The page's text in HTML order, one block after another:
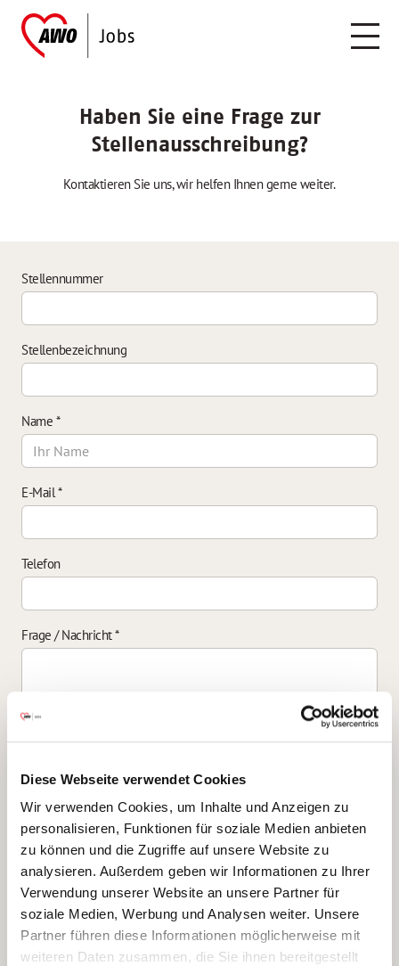
Diese Webseite verwendet Cookies
Wir verwenden Cookies, um Inhalte und Anzeigen zu
personalisieren, Funktionen für soziale Medien anbieten
zu können und die Zugriffe auf unsere Website zu
analysieren. Außerdem geben wir Informationen zu Ihrer
Verwendung unserer Website an unsere Partner für
soziale Medien, Werbung und Analysen weiter. Unsere
Partner führen diese Informationen möglicherweise mit
weiteren Daten zusammen, die Sie ihnen bereitgestellt
Haben Sie eine Frage zur
Stellenausschreibung?
Kontaktieren Sie uns, wir helfen Ihnen gerne weiter.
Stellennummer
Stellenbezeichnung
Name *
E-Mail*
Telefon
Frage / Nachricht*
Ich bin damit einverstanden, dass meine personenbezogenen Daten
ausschließlich zum Zweck der Durchführung der Kontaktanfrage
verarbeitet, auf IT- Systemen der Garitz Bewirtschaftungsbetriebe
GmbH, Heinrich-von-Kleist-Straße 2, 97688 Bad Kissingen
(Betreiber) gespeichert und an die für das Stellenangebot
verantwortliche Stelle zur Kontaktaufnahme weitergegeben
werden.
Diese Einwilligungserklärung kann ich jederzeit gegenüber dem